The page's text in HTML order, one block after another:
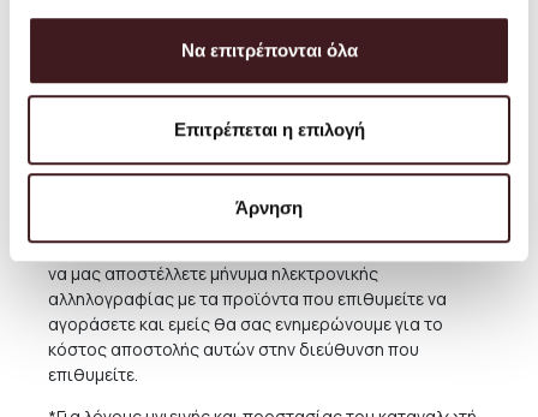
Να επιτρέπονται όλα
Επιτρέπεται η επιλογή
Άρνηση
προσφέρου με την καλύτερη και πιο οικονομική
υπηρεσία και μπορείτε πάντα να κανονίσετε την
παραλαβή από το Κατάστημά μας δωρεάν όποτε
Για παραδόσεις σε χώρες του εξωτερικού,το κόστος
ποικίλει ανάλογα με την χώρα και την συγκεκριμένη
περιοχή. Για την καλύτερη εξυπηρέτηση και ενημέρωσή
σας, συνιστούμε πριν προχωρήσετε σε κάποια αγορά
να μας αποστέλλετε μήνυμα ηλεκτρονικής
αλληλογραφίας με τα προϊόντα που επιθυμείτε να
αγοράσετε και εμείς θα σας ενημερώνουμε για το
κόστος αποστολής αυτών στην διεύθυνση που
επιθυμείτε.